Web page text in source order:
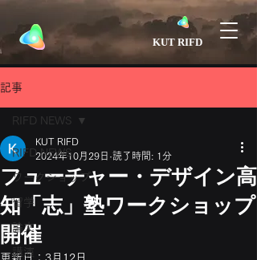
​KUT RIFD
記事
RIFD NEWS
ワークショップ
留学
論文
講演
RIFD NEWS
フューチャー・デザイン高
知「志」塾ワークショップ
開催
KUT RIFD
2024年10月29日 読了時間: 1分
更新日： 3月12日